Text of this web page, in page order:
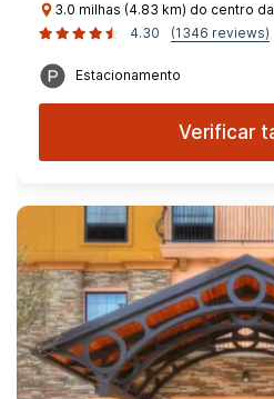
3.0 milhas (4.83 km) do centro
4.30
(1346 reviews)
Estacionamento
Verificar